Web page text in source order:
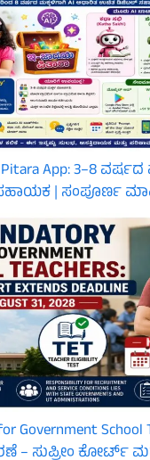
Pitara App: 3–8
| ಸಂಪೂರ್ಣ
Government School
– ಸುಪ್ರೀಂ ಕೋರ್ಟ್